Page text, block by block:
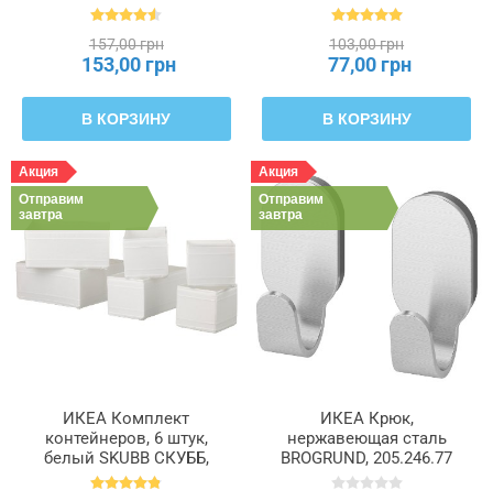
157,00 грн
153,00 грн
В КОРЗИНУ
55 x 49 x 19 см PÄRKLA
103,00 грн
77,00 грн
В КОРЗИНУ
Акция
Отправим
завтра
ИКЕА Комплект
контейнеров, 6 штук,
белый SKUBB СКУББ,
004.285.49
Акция
Отправим
завтра
ИКЕА Крюк,
нержавеющая сталь
BROGRUND, 205.246.77